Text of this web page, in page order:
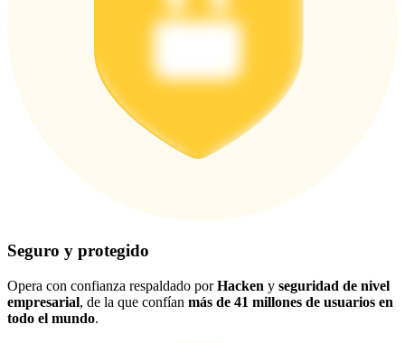
Seguro y protegido
Opera con confianza respaldado porHacken y seguridad de nivel
empresarial, de la que confían más de 41 millones de usuarios en
todo el mundo.